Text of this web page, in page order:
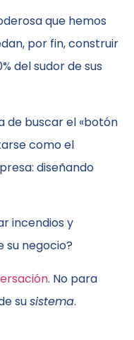
que hemos
por fin, construir
del sudor de sus
de buscar el «botón
como el
diseñando
incendios y
su negocio?
. No para
susistema.